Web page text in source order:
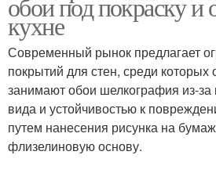
кухне
Современный рынок предлагает
покрытий для стен, среди которых
занимают обои шелкография из-за
вида и устойчивостью к
путем нанесения рисунка на
флизелиновую основу.